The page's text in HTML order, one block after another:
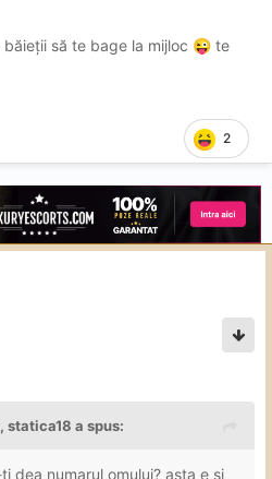
să te bage la mijloc 😜 te
2
statica18 a spus:
dea numarul omului? asta e si